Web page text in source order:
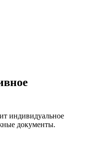
индивидуальное
документы.